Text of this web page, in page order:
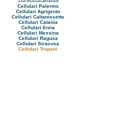
Cellulari Palermo
Cellulari Agrigento
Cellulari Caltanissetta
Cellulari Catania
Cellulari Enna
Cellulari Messina
Cellulari Ragusa
Cellulari Siracusa
Cellulari Trapani